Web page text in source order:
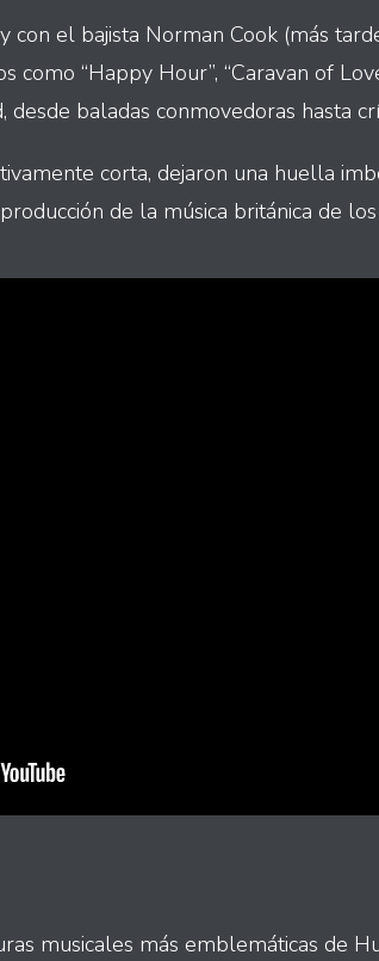
con el bajista Norman Cook (más
como “Happy Hour”, “Caravan of
baladas conmovedoras hasta
corta, dejaron una huella
de la música británica de
musicales más emblemáticas de